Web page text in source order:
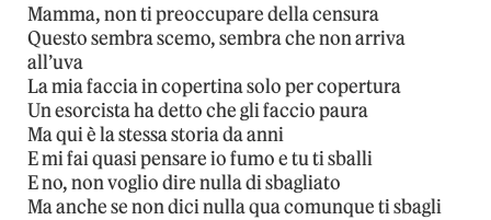
Mamma, non ti preoccupare della censura
Questo sembra scemo, sembra che non arriva
all’uva
La mia faccia in copertina solo per copertura
Un esorcista ha detto che gli faccio paura
Ma qui è la stessa storia da anni
E mi fai quasi pensare io fumo e tu ti sballi
E no, non voglio dire nulla di sbagliato
Ma anche se non dici nulla qua comunque ti sbagli